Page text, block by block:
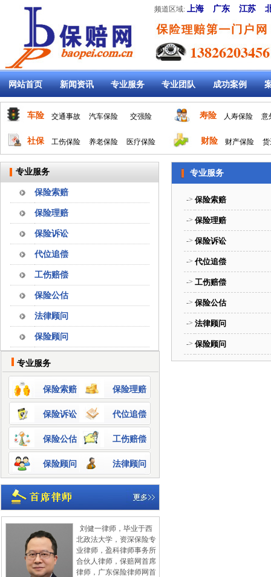
频道区域: 上海 广东 江苏
网站首页 新闻资讯 专业服务 专业团队 成功案例
车险 交通事故 汽车保险 交强险 寿险 人寿保险 意
社保 工伤保险 养老保险 医疗保险 财险 财产保险 货
专业服务
保险索赔
保险理赔
保险诉讼
代位追偿
工伤赔偿
保险公估
法律顾问
保险顾问
专业服务
保险索赔 保险理赔
保险诉讼 代位追偿
保险公估 工伤赔偿
保险顾问 法律顾问
刘健一律师，毕业于西
北政法大学，资深保险专
业律师，盈科律师事务所
合伙人律师，保赔网首席
律师，广东保险律师网首
专业服务
-> 保险索赔
-> 保险理赔
-> 保险诉讼
-> 代位追偿
-> 工伤赔偿
-> 保险公估
-> 法律顾问
-> 保险顾问